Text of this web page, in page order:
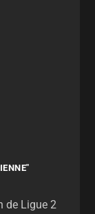
de Ligue 2